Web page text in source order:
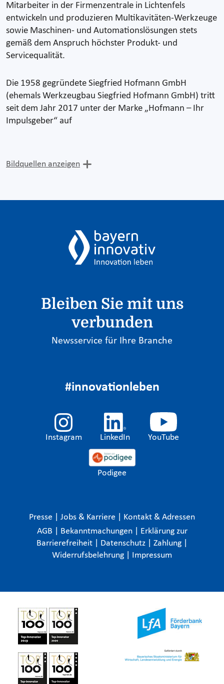
Mitarbeiter in der Firmenzentrale in Lichtenfels
entwickeln und produzieren Multikavitäten-Werkzeuge
sowie Maschinen- und Automationslösungen stets
gemäß dem Anspruch höchster Produkt- und
Servicequalität.
Die 1958 gegründete Siegfried Hofmann GmbH
(ehemals Werkzeugbau Siegfried Hofmann GmbH) tritt
seit dem Jahr 2017 unter der Marke „Hofmann – Ihr
Impulsgeber“ auf
Bildquellen anzeigen
Bleiben Sie mit uns
verbunden
Newsservice für Ihre Branche
#innovationleben
Instagram LinkedIn YouTube
Podigee
Presse Jobs & Karriere
Kontakt & Adressen
AGB
Bekanntmachungen
Erklärung zur
Barrierefreiheit
Datenschutz Zahlung
Widerrufsbelehrung
Impressum